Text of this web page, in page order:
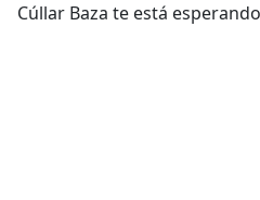
Cúllar Baza te está